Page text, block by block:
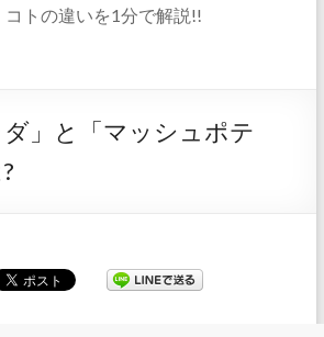
コトの違いを1分で解説!!
ダ」と「マッシュポテ